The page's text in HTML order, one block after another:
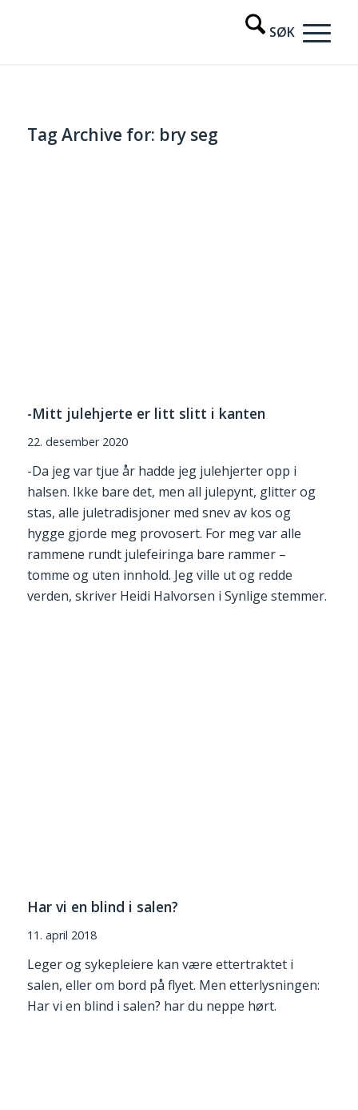
Tag Archive for: bry seg
-Mitt julehjerte er litt slitt i kanten
22. desember 2020
-Da jeg var tjue år hadde jeg julehjerter opp i
halsen. Ikke bare det, men all julepynt, glitter og
stas, alle juletradisjoner med snev av kos og
hygge gjorde meg provosert. For meg var alle
rammene rundt julefeiringa bare rammer –
tomme og uten innhold. Jeg ville ut og redde
verden, skriver Heidi Halvorsen i Synlige stemmer.
Har vi en blind i salen?
11. april 2018
Leger og sykepleiere kan være ettertraktet i
salen, eller om bord på flyet. Men etterlysningen:
Har vi en blind i salen? har du neppe hørt.